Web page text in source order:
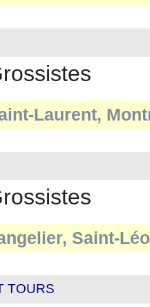
Laurent,
Saint-
TOURS